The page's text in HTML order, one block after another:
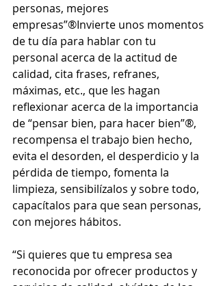
personas, mejores
empresas”®Invierte unos momentos
de tu día para hablar con tu
personal acerca de la actitud de
calidad, cita frases, refranes,
máximas, etc., que les hagan
reflexionar acerca de la importancia
de “pensar bien, para hacer bien”®,
recompensa el trabajo bien hecho,
evita el desorden, el desperdicio y la
pérdida de tiempo, fomenta la
limpieza, sensibilízalos y sobre todo,
capacítalos para que sean personas,
con mejores hábitos.
“Si quieres que tu empresa sea
reconocida por ofrecer productos y